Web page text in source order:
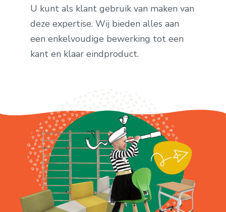
U kunt als klant gebruik van maken van
deze expertise. Wij bieden alles aan
een enkelvoudige bewerking tot een
kant en klaar eindproduct.